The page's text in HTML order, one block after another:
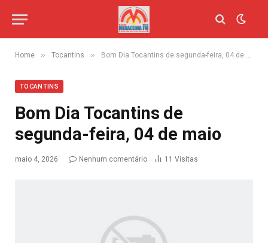
Home » Tocantins » Bom Dia Tocantins de segunda-feira, 04 de maio
TOCANTINS
Bom Dia Tocantins de
segunda-feira, 04 de maio
maio 4, 2026 Nenhum comentário 11 Visitas